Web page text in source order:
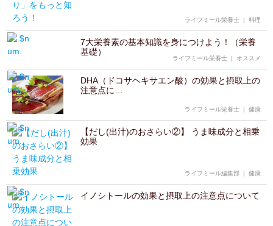
ライフミール栄養士 | 料理
7大栄養素の基本知識を身につけよう！（栄養
基礎）
ライフミール栄養士 | オススメ
DHA（ドコサヘキサエン酸）の効果と摂取上の
注意点に…
ライフミール栄養士 | 健康
【だし(出汁)のおさらい②】 うま味成分と相乗
効果
ライフミール編集部 | 健康
イノシトールの効果と摂取上の注意点について